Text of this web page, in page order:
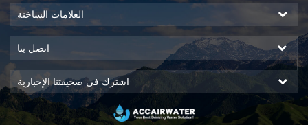
العلامات الساخنة
اتصل بنا
اشترك في صحيفتنا الإخبارية